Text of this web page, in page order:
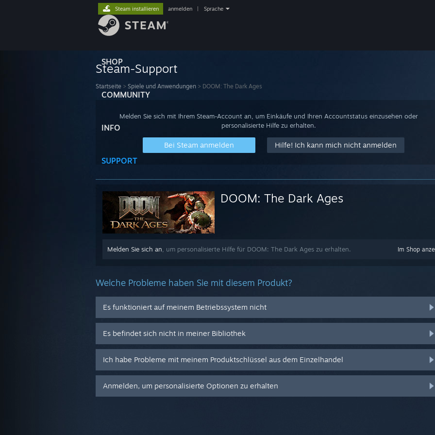
SHOP
COMMUNITY
INFO
SUPPORT
Steam installieren anmelden Sprache
Steam-Support
Startseite > Spiele und Anwendungen > DOOM: The Dark Ages
Melden Sie sich mit Ihrem Steam-Account an, um Einkäufe und Ihren Accountstatus einzusehen oder
personalisierte Hilfe zu erhalten.
Bei Steam anmelden Hilfe! Ich kann mich nicht anmelden
DOOM: The Dark Ages
Im Shop
Melden Sie sich an , um personalisierte Hilfe für DOOM: The Dark Ages zu erhalten.
Welche Probleme haben Sie mit diesem Produkt?
Es funktioniert auf meinem Betriebssystem nicht
Es befindet sich nicht in meiner Bibliothek
Ich habe Probleme mit meinem Produktschlüssel aus dem Einzelhandel
Anmelden, um personalisierte Optionen zu erhalten